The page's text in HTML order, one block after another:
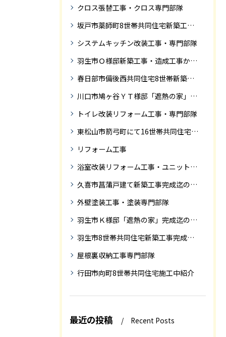
クロス張替工事・クロス専門部隊
坂戸市薬師町8世帯共同住宅新築工事完成迄の紹介です
システムキッチン改装工事・専門部隊
羽生市Ｏ様邸新築工事・造成工事から住宅完成までの紹介
春日部市備後西共同住宅8世帯新築工事完成迄の紹介です。
川口市鳩ヶ谷ＹＴ様邸「遮熱の家」工事状況
トイレ改装リフォーム工事・専門部隊
東松山市箭弓町にて16世帯共同住宅新築工事完成迄の紹介です。
リフォーム工事
浴室改装リフォーム工事・ユニットバス専門部隊
久喜市菖蒲戸建て新築工事完成迄の紹介
外壁塗装工事・塗装専門部隊
羽生市Ｋ様邸「遮熱の家」完成迄の紹介です
羽生市8世帯共同住宅新築工事完成迄の紹介
屋根裏収納工事専門部隊
行田市向町8世帯共同住宅施工中紹介
最近の投稿 Recent Posts